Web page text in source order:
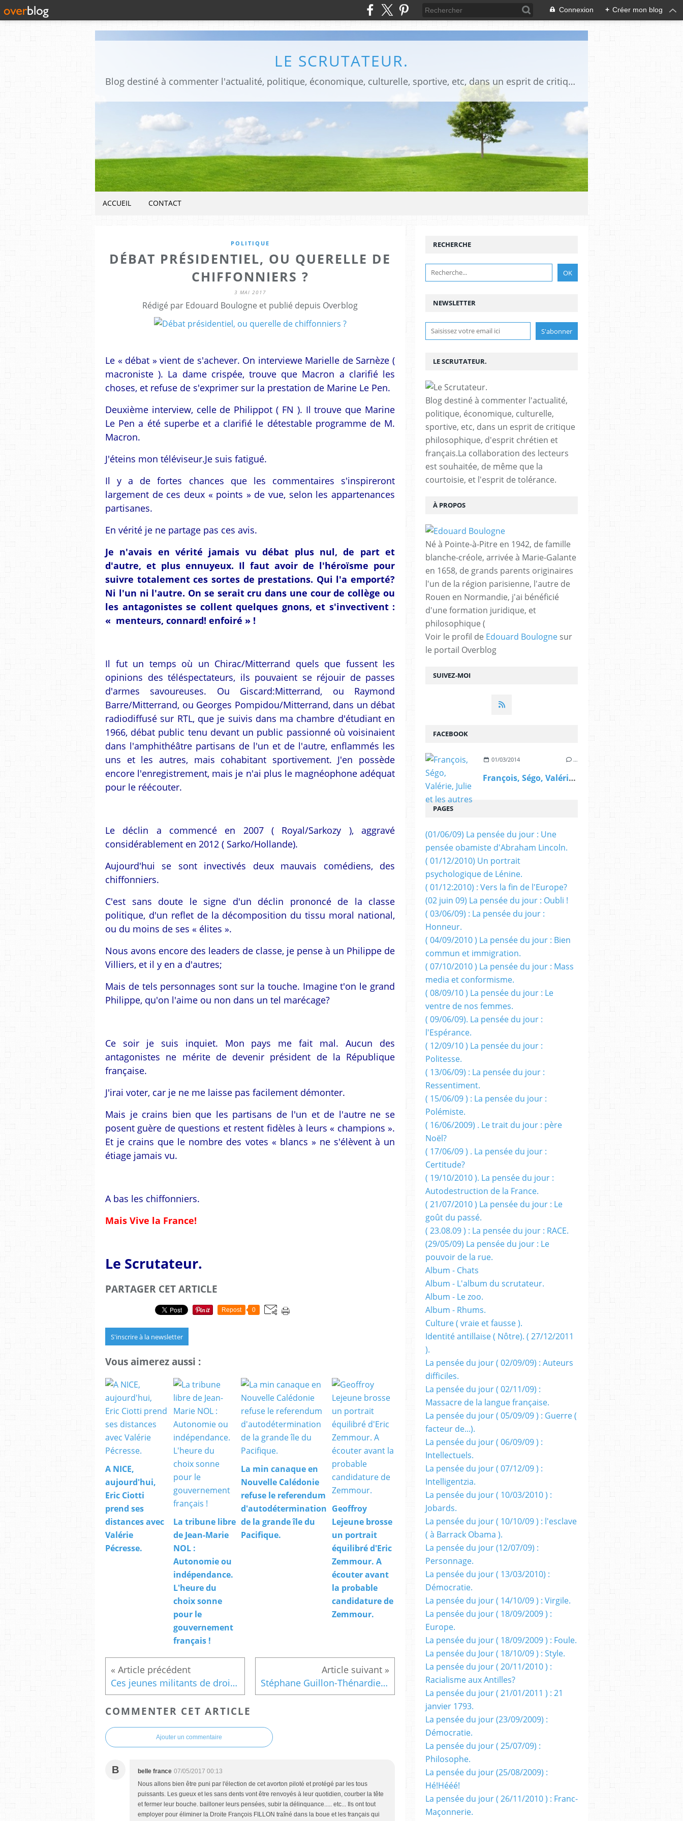
Connexion + Créer mon blog
LE SCRUTATEUR.
Blog destiné à commenter l'actualité, politique, économique, culturelle, sportive, etc, dans un esprit de critique philosophique, d'esprit chrétien et français.La collaboration des lecteurs est souhaitée, de même que la courtoisie, et l'esprit de tolérance.
ACCUEIL CONTACT
POLITIQUE
DÉBAT PRÉSIDENTIEL, OU QUERELLE DE
CHIFFONNIERS ?
3 MAI 2017
Rédigé par Edouard Boulogne et publié depuis Overblog
Le « débat » vient de s'achever. On interviewe Marielle de Sarnèze (
macroniste ). La dame crispée, trouve que Macron a clarifié les
choses, et refuse de s'exprimer sur la prestation de Marine Le Pen.
Deuxième interview, celle de Philippot ( FN ). Il trouve que Marine
Le Pen a été superbe et a clarifié le détestable programme de M.
Macron.
J'éteins mon téléviseur.Je suis fatigué.
Il y a de fortes chances que les commentaires s'inspireront
largement de ces deux « points » de vue, selon les appartenances
partisanes.
En vérité je ne partage pas ces avis.
Je n'avais en vérité jamais vu débat plus nul, de part et
d'autre, et plus ennuyeux. Il faut avoir de l'héroïsme pour
suivre totalement ces sortes de prestations. Qui l'a emporté?
Ni l'un ni l'autre. On se serait cru dans une cour de collège ou
les antagonistes se collent quelques gnons, et s'invectivent :
« menteurs, connard! enfoiré » !
Il fut un temps où un Chirac/Mitterrand quels que fussent les
opinions des téléspectateurs, ils pouvaient se réjouir de passes
d'armes savoureuses. Ou Giscard:Mitterrand, ou Raymond
Barre/Mitterrand, ou Georges Pompidou/Mitterrand, dans un débat
radiodiffusé sur RTL, que je suivis dans ma chambre d'étudiant en
1966, débat public tenu devant un public passionné où voisinaient
dans l'amphithéâtre partisans de l'un et de l'autre, enflammés les
uns et les autres, mais cohabitant sportivement. J'en possède
encore l'enregistrement, mais je n'ai plus le magnéophone adéquat
pour le réécouter.
Le déclin a commencé en 2007 ( Royal/Sarkozy ), aggravé
considérablement en 2012 ( Sarko/Hollande).
Aujourd'hui se sont invectivés deux mauvais comédiens, des
chiffonniers.
C'est sans doute le signe d'un déclin prononcé de la classe
politique, d'un reflet de la décomposition du tissu moral national,
ou du moins de ses « élites ».
Nous avons encore des leaders de classe, je pense à un Philippe de
Villiers, et il y en a d'autres;
Mais de tels personnages sont sur la touche. Imagine t'on le grand
Philippe, qu'on l'aime ou non dans un tel marécage?
Ce soir je suis inquiet. Mon pays me fait mal. Aucun des
antagonistes ne mérite de devenir président de la République
française.
J'irai voter, car je ne me laisse pas facilement démonter.
Mais je crains bien que les partisans de l'un et de l'autre ne se
posent guère de questions et restent fidèles à leurs « champions ».
Et je crains que le nombre des votes « blancs » ne s'élèvent à un
étiage jamais vu.
A bas les chiffonniers.
Mais Vive la France!
Le Scrutateur.
PARTAGER CET ARTICLE
Repost 0
S'inscrire à la newsletter
Vous aimerez aussi :
A NICE,
aujourd'hui,
Eric Ciotti
prend ses
distances avec
Valérie
Pécresse.
La tribune libre
de Jean-Marie
NOL :
Autonomie ou
indépendance.
L'heure du
choix sonne
pour le
gouvernement
français !
La min canaque en
Nouvelle Calédonie
refuse le referendum
d'autodétermination
de la grande île du
Pacifique.
Geoffroy
Lejeune brosse
un portrait
équilibré d'Eric
Zemmour. A
écouter avant
la probable
candidature de
Zemmour.
Ces jeunes militants de droite qui refusent les consignes des dirigeants LR. Stéphane Guillon-Thénardier : Un bouffon « français » !
COMMENTER CET ARTICLE
Ajouter un commentaire
B belle france 07/05/2017 00:13
Nous allons bien être puni par l'élection de cet avorton piloté et protégé par les tous
puissants. Les gueux et les sans dents vont être renvoyés à leur quotidien, courber la tête
et fermer leur bouche. bailloner leurs pensées, subir la délinquance..... etc... Ils ont tout
employer pour éliminer la Droite François FILLON traîné dans la boue et les français qui
NEWSLETTER
SUIVEZ-MOI
RECHERCHE
LE SCRUTATEUR.
Blog destiné à commenter l'actualité,
politique, économique, culturelle,
sportive, etc, dans un esprit de critique
philosophique, d'esprit chrétien et
français.La collaboration des lecteurs
est souhaitée, de même que la
courtoisie, et l'esprit de tolérance.
À PROPOS
Né à Pointe-à-Pitre en 1942, de famille
blanche-créole, arrivée à Marie-Galante
en 1658, de grands parents originaires
l'un de la région parisienne, l'autre de
Rouen en Normandie, j'ai bénéficié
d'une formation juridique, et
philosophique (
Voir le profil de Edouard Boulogne sur
le portail Overblog
FACEBOOK
01/03/2014 …
François, Ségo, Valérie, Julie et les autres
PAGES
(01/06/09) La pensée du jour : Une
pensée obamiste d'Abraham Lincoln.
( 01/12/2010) Un portrait
psychologique de Lénine.
( 01/12:2010) : Vers la fin de l'Europe?
(02 juin 09) La pensée du jour : Oubli !
( 03/06/09) : La pensée du jour :
Honneur.
( 04/09/2010 ) La pensée du jour : Bien
commun et immigration.
( 07/10/2010 ) La pensée du jour : Mass
media et conformisme.
( 08/09/10 ) La pensée du jour : Le
ventre de nos femmes.
( 09/06/09). La pensée du jour :
l'Espérance.
( 12/09/10 ) La pensée du jour :
Politesse.
( 13/06/09) : La pensée du jour :
Ressentiment.
( 15/06/09 ) : La pensée du jour :
Polémiste.
( 16/06/2009) . Le trait du jour : père
Noël?
( 17/06/09 ) . La pensée du jour :
Certitude?
( 19/10/2010 ). La pensée du jour :
Autodestruction de la France.
( 21/07/2010 ) La pensée du jour : Le
goût du passé.
( 23.08.09 ) : La pensée du jour : RACE.
(29/05/09) La pensée du jour : Le
pouvoir de la rue.
Album - Chats
Album - L'album du scrutateur.
Album - Le zoo.
Album - Rhums.
Culture ( vraie et fausse ).
Identité antillaise ( Nôtre). ( 27/12/2011
).
La pensée du jour ( 02/09/09) : Auteurs
difficiles.
La pensée du jour ( 02/11/09) :
Massacre de la langue française.
La pensée du jour ( 05/09/09 ) : Guerre (
facteur de...).
La pensée du jour ( 06/09/09 ) :
Intellectuels.
La pensée du jour ( 07/12/09 ) :
Intelligentzia.
La pensée du jour ( 10/03/2010 ) :
Jobards.
La pensée du jour ( 10/10/09 ) : l'esclave
( à Barrack Obama ).
La pensée du jour (12/07/09) :
Personnage.
La pensée du jour ( 13/03/2010) :
Démocratie.
La pensée du jour ( 14/10/09 ) : Virgile.
La pensée du jour ( 18/09/2009 ) :
Europe.
La pensée du jour ( 18/09/2009 ) : Foule.
La pensée du Jour ( 18/10/09 ) : Style.
La pensée du jour ( 20/11/2010 ) :
Racialisme aux Antilles?
La pensée du jour ( 21/01/2011 ) : 21
janvier 1793.
La pensée du jour (23/09/2009) :
Démocratie.
La pensée du jour ( 25/07/09) :
Philosophe.
La pensée du jour (25/08/2009) :
Hé!Hééé!
La pensée du jour ( 26/11/2010 ) : Franc-
Maçonnerie.